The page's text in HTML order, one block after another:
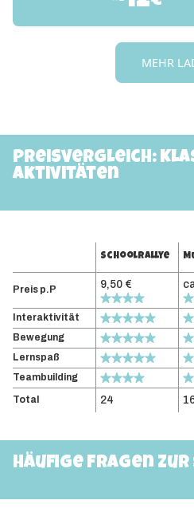
MEHR
Preisvergleich:
Aktivitäten
Schoolrallye
Preis p.P 9,50 €
Interaktivität
Bewegung
Lernspaß
Teambuilding
Total
24
Häufige Fragen